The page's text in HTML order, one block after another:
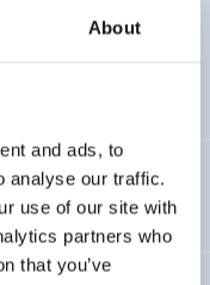
About
and ads, to
analyse our traffic.
use of our site with
partners who
that you’ve
Rathaus